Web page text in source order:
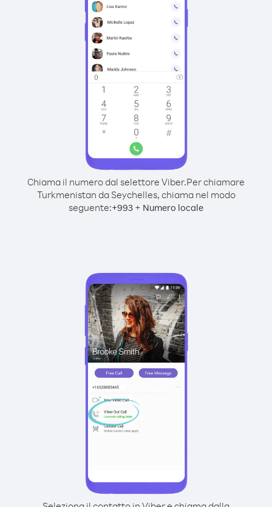
Chiama il numero dal selettore Viber.Per chiamare
Turkmenistan da Seychelles, chiama nel modo
seguente:+993 + Numero locale